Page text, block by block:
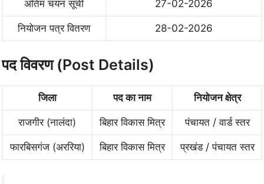
अंतिम चयन सूची 27-02-2026
नियोजन पत्र वितरण 28-02-2026
पद विवरण (Post Details)
जिला पद का नाम नियोजन क्षेत्र
राजगीर (नालंदा) बिहार विकास मित्र पंचायत / वार्ड स्तर
फारबिसगंज (अररिया) बिहार विकास मित्र प्रखंड / पंचायत स्तर